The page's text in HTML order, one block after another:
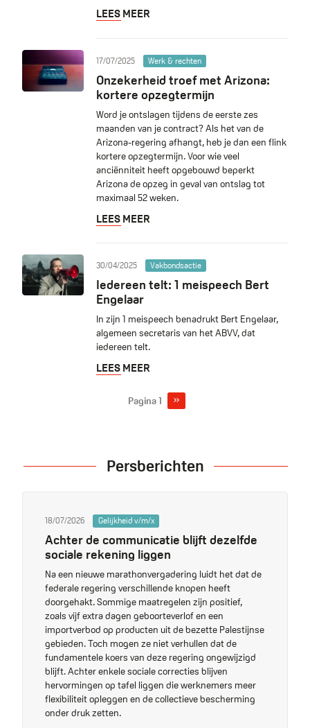
LEES MEER
17/07/2025 Werk & rechten
Onzekerheid troef met Arizona:
kortere opzegtermijn
Word je ontslagen tijdens de eerste zes
maanden van je contract? Als het van de
Arizona-regering afhangt, heb je dan een flink
kortere opzegtermijn. Voor wie veel
anciënniteit heeft opgebouwd beperkt
Arizona de opzeg in geval van ontslag tot
maximaal 52 weken.
LEES MEER
30/04/2025 Vakbondsactie
Iedereen telt: 1 meispeech Bert
Engelaar
In zijn 1 meispeech benadrukt Bert Engelaar,
algemeen secretaris van het ABVV, dat
iedereen telt.
LEES MEER
Pagina 1 Volgende
››
Persberichten
18/07/2026 Gelijkheid v/m/x
Achter de communicatie blijft dezelfde
sociale rekening liggen
Na een nieuwe marathonvergadering luidt het dat de
federale regering verschillende knopen heeft
doorgehakt. Sommige maatregelen zijn positief,
zoals vijf extra dagen geboorteverlof en een
importverbod op producten uit de bezette Palestijnse
gebieden. Toch mogen ze niet verhullen dat de
fundamentele koers van deze regering ongewijzigd
blijft. Achter enkele sociale correcties blijven
hervormingen op tafel liggen die werknemers meer
flexibiliteit opleggen en de collectieve bescherming
onder druk zetten.